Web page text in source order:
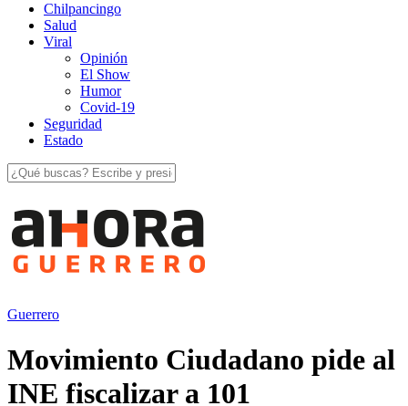
Chilpancingo
Salud
Viral
Opinión
El Show
Humor
Covid-19
Seguridad
Estado
Guerrero
Movimiento Ciudadano pide al
INE fiscalizar a 101